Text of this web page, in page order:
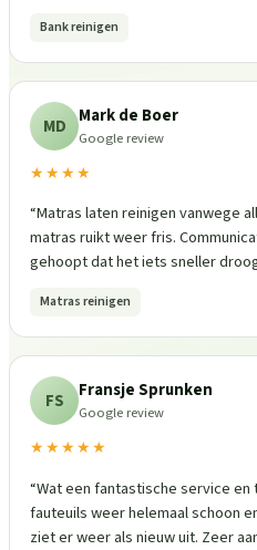
Bank reinigen
MD Mark de Boer
Google review
★★★★
“Matras laten reinigen vanwege
matras ruikt weer fris.
gehoopt dat het iets sneller
Matras reinigen
FS Fransje Sprunken
Google review
★★★★★
“Wat een fantastische service en
fauteuils weer helemaal schoon
ziet er weer als nieuw uit. Zeer